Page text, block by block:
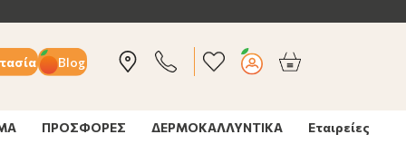
Blog
ΠΡΟΣΦΟΡΕΣ ΔΕΡΜΟΚΑΛΛΥΝΤΙΚΑ Εταιρείες